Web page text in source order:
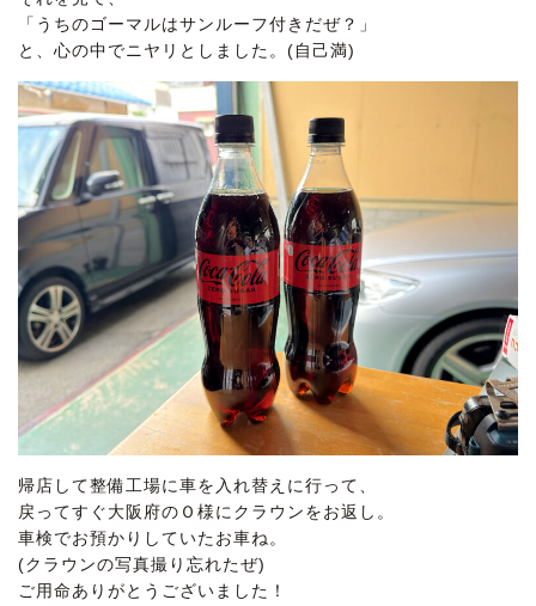
「うちのゴーマルはサンルーフ付きだぜ？」
と、心の中でニヤリとしました。(自己満)
帰店して整備工場に車を入れ替えに行って、
戻ってすぐ大阪府のＯ様にクラウンをお返し。
車検でお預かりしていたお車ね。
(クラウンの写真撮り忘れたぜ)
ご用命ありがとうございました！